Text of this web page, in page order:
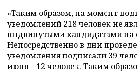
«Таким образом, на момент
уведомлений 218 человек не
выдвинутыми кандидатами на
Непосредственно в дни
уведомления подписали 39
июня – 12 человек. Таким